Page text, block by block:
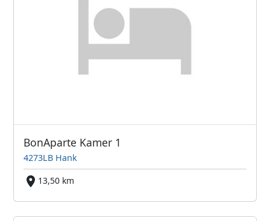
BonAparte Kamer 1
4273LB Hank
13,50 km